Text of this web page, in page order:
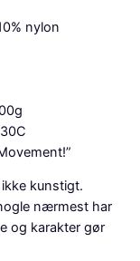
nylon
kunstigt.
nærmest har
og karakter gør